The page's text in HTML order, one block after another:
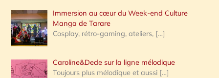
:
Immersion au cœur du Week-end Culture
Manga de Tarare
Cosplay, rétro-gaming, ateliers, […]
Caroline&Dede sur la ligne mélodique
Toujours plus mélodique et aussi […]